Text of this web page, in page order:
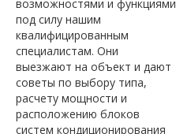
возможностями и функциями
под силу нашим
квалифицированным
специалистам. Они
выезжают на объект и дают
советы по выбору типа,
расчету мощности и
расположению блоков
систем кондиционирования